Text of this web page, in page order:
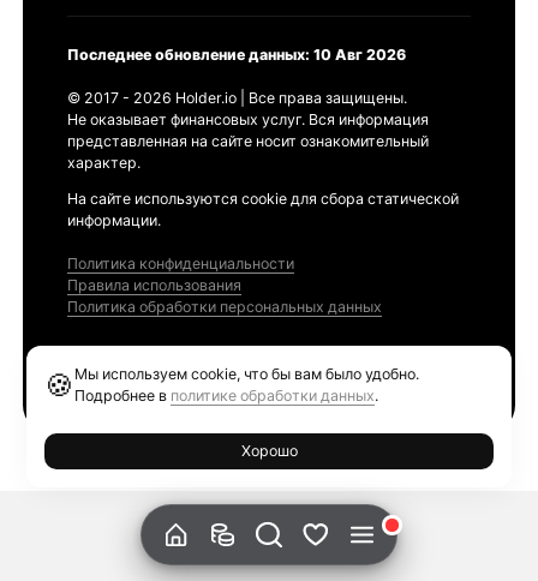
Последнее обновление данных: 10 Авг 2026
© 2017 - 2026 Holder.io | Все права защищены.
Не оказывает финансовых услуг. Вся информация
представленная на сайте носит ознакомительный
характер.
На сайте используются cookie для сбора статической
информации.
Политика конфиденциальности
Правила использования
Политика обработки персональных данных
🍪 Мы используем cookie, что бы вам было удобно.
Подробнее в политике обработки данных.
Хорошо
Ethereum GAS Tracker